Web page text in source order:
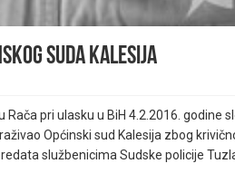
suda Kalesija
pri ulasku u BiH 4.2.2016. godine
Općinski sud Kalesija zbog
službenicima Sudske policije